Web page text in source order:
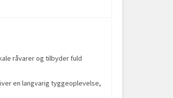
råvarer og tilbyder fuld
en langvarig tyggeoplevelse,